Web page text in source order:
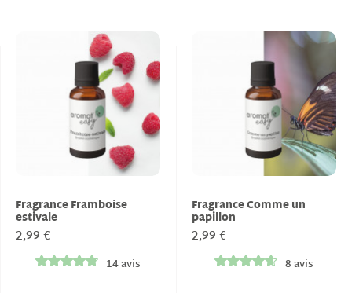
Fragrance Framboise
estivale
2,99 €
14 avis
Fragrance Comme un
papillon
2,99 €
8 avis